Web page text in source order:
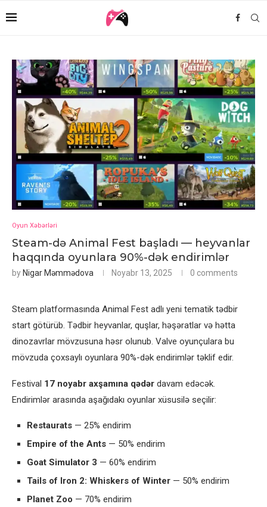
Oyun Xəbərləri
Steam-də Animal Fest başladı — heyvanlar
haqqında oyunlara 90%-dək endirimlər
by Nigar Məmmədova Noyabr 13, 2025 0 comments
Steam platformasında Animal Fest adlı yeni tematik tədbir
start götürüb. Tədbir heyvanlar, quşlar, həşəratlar və hətta
dinozavrlar mövzusuna həsr olunub. Valve oyunçulara bu
mövzuda çoxsaylı oyunlara 90%-dək endirimlər təklif edir.
Festival 17 noyabr axşamına qədər davam edəcək.
Endirimlər arasında aşağıdakı oyunlar xüsusilə seçilir:
Restaurats — 25% endirim
Empire of the Ants — 50% endirim
Goat Simulator 3 — 60% endirim
Tails of Iron 2: Whiskers of Winter — 50% endirim
Planet Zoo — 70% endirim